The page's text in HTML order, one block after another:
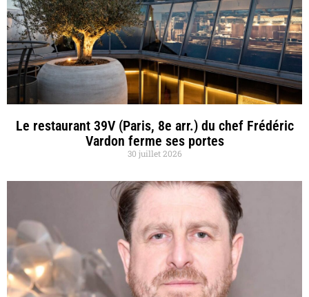
Le restaurant 39V (Paris, 8e arr.) du chef Frédéric
Vardon ferme ses portes
30 juillet 2026